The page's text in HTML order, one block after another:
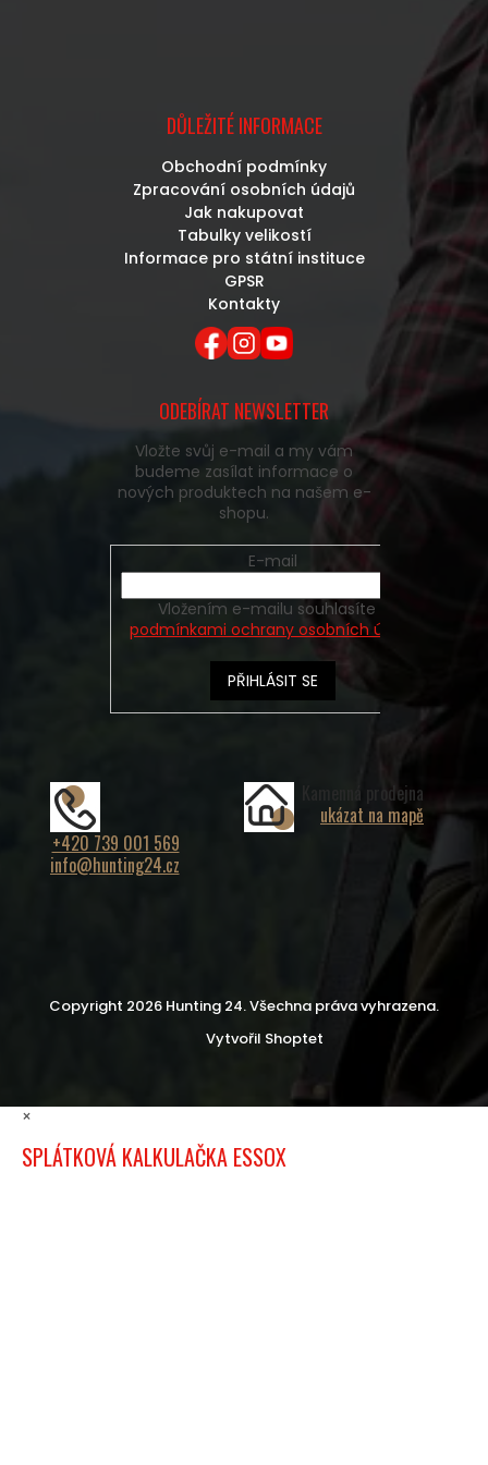
DŮLEŽITÉ INFORMACE
Obchodní podmínky
Zpracování osobních údajů
Jak nakupovat
Tabulky velikostí
Informace pro státní instituce
GPSR
Kontakty
ODEBÍRAT NEWSLETTER
Vložte svůj e-mail a my vám
budeme zasílat informace o
nových produktech na našem e-
shopu.
E-mail
podmínkami ochrany osobních údajů
PŘIHLÁSIT SE
+420 739 001 569
info@hunting24.cz
Kamenná prodejna
ukázat na mapě
Vytvořil Shoptet
Copyright 2026 Hunting 24. Všechna práva vyhrazena.
×
SPLÁTKOVÁ KALKULAČKA ESSOX